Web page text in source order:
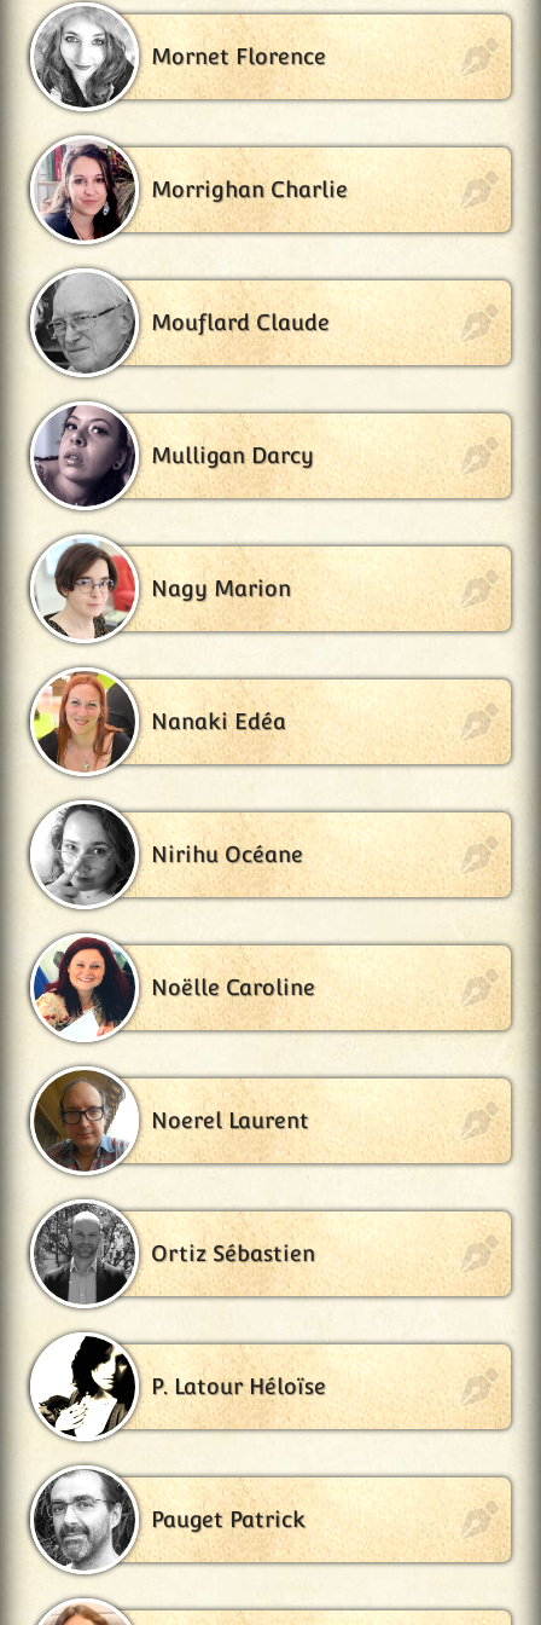
Mornet Florence
Morrighan Charlie
Mouflard Claude
Mulligan Darcy
Nagy Marion
Nanaki Edéa
Nirihu Océane
Noëlle Caroline
Noerel Laurent
Ortiz Sébastien
P. Latour Héloïse
Pauget Patrick